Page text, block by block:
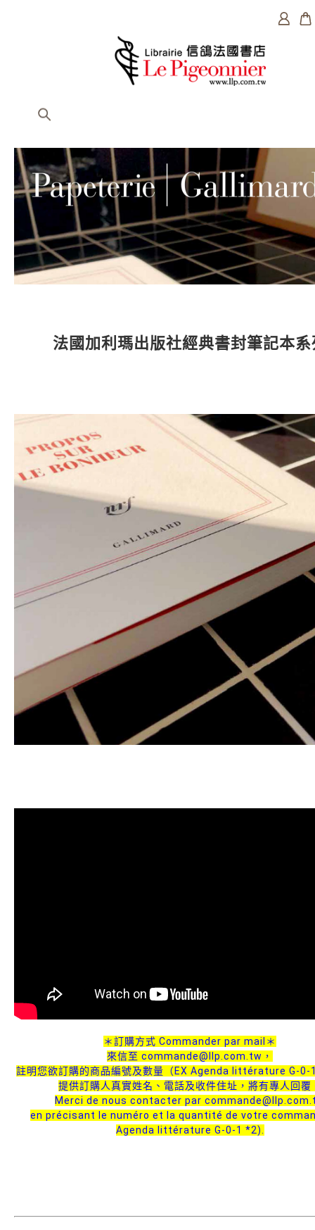
法國加利瑪出版社經典書封筆記本系
＊訂購方式 Commander par mail＊
來信至 commande@llp.com.tw，
註明您欲訂購的商品編號及數量（EX Agenda littérature G-0-
提供訂購人真實姓名、電話及收件住址，將有專人回覆
Merci de nous contacter par
en précisant le numéro et la quantité de votre
Agenda littérature G-0-1 *2).